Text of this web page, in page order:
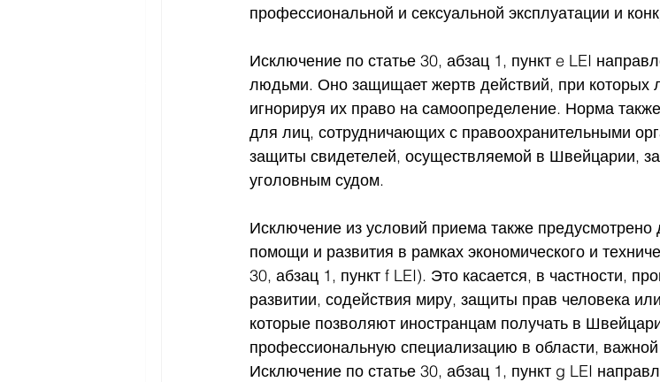
профессиональной и сексуальной эксплуатации и
Исключение по статье 30, абзац 1, пункт e LEI
людьми. Оно защищает жертв действий, при которых
игнорируя их право на самоопределение. Норма
для лиц, сотрудничающих с правоохранительными
защиты свидетелей, осуществляемой в Швейцарии,
уголовным судом.
Исключение из условий приема также
помощи и развития в рамках экономического и
30, абзац 1, пункт f LEI). Это касается, в частности,
развитии, содействия миру, защиты прав человека
которые позволяют иностранцам получать в
профессиональную специализацию в области,
Исключение по статье 30, абзац 1, пункт g LEI